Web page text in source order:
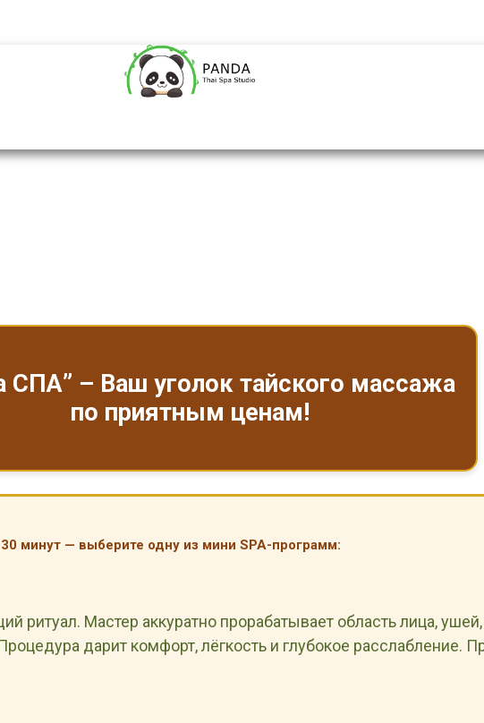
СПА” – Ваш уголок тайского массажа
по приятным ценам!
минут — выберите одну из мини SPA-программ:
ритуал. Мастер аккуратно прорабатывает область лица,
дарит комфорт, лёгкость и глубокое расслабление.